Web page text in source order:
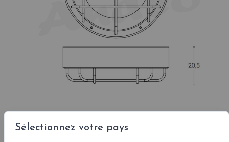
Sélectionnez votre pays